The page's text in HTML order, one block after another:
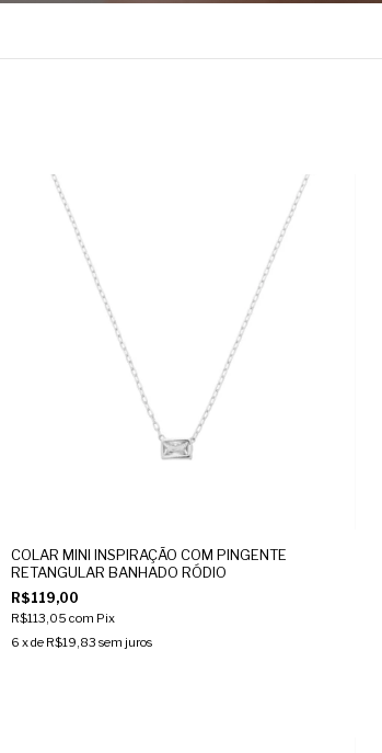
COLAR MINI INSPIRAÇÃO COM PINGENTE
RETANGULAR BANHADO RÓDIO
R$119,00
R$113,05 com Pix
6 x de R$19,83 sem juros